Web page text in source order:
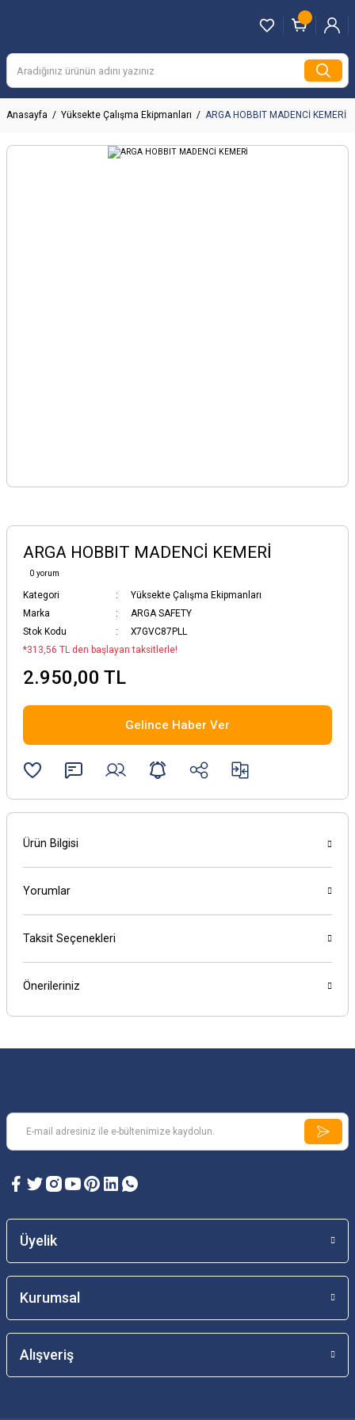
Anasayfa Yüksekte Çalışma Ekipmanları ARGA HOBBIT MADENCİ KEMERİ
ARGA HOBBIT MADENCİ KEMERİ
0 yorum
Kategori
Yüksekte Çalışma Ekipmanları
Marka
ARGA SAFETY
Stok Kodu
X7GVC87PLL
*313,56 TL den başlayan taksitlerle!
2.950,00 TL
Gelince Haber Ver
Ürün Bilgisi
Yorumlar
Taksit Seçenekleri
Önerileriniz
Üyelik
Kurumsal
Alışveriş